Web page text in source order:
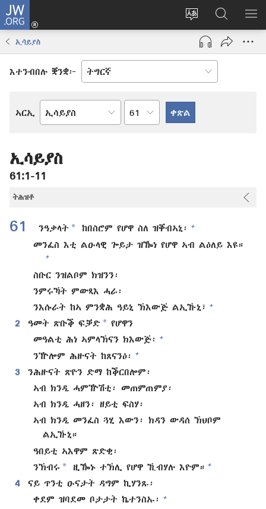
JW.ORG
ቋንቋ
ወብ
ሳይት
እቶ
(opens
window)
ኣብ
JW.ORG
ድለ
ኢሳይያስ
እተንብበሉ ቛንቋ፦
ኣርኢ
መጻሕፍቲ
ቅዱስ
ምዕራፍ
ኢሳይያስ
61:1-11
ትሕዝቶ
61 ንዓቃላት * ከበስሮም የሆዋ ስለ ዝቐብኣኒ፡ +
መንፈስ እቲ ልዑላዊ ጐይታ ዝዀነ የሆዋ ኣብ ልዕለይ እዩ።
+
ስቡር ንዝልቦም ክዝንን፡
ንምሩኻት ምውጻእ ሓራ፡
ንእሱራት ከኣ ምንቋሕ ዓይኒ ኽእውጅ ልኢኹኒ፣
+
2 ዓመት ጽቡቕ ፍቓድ * የሆዋን
መዓልቲ ሕነ ኣምላኽናን ክእውጅ፡
+
ንዅሎም ሕዙናት ከጸናንዕ፡ +
3
ንሕዙናት ጽዮን ድማ ከቕርበሎም፡
ኣብ ክንዲ ሓምዅሽቲ፡ መጠምጠምያ፡
ኣብ ክንዲ ሓዘን፡ ዘይቲ ፍስሃ፡
ኣብ ክንዲ መንፈስ ጓሂ እውን፡ ክዳን ውዳሰ ኽህቦም
ልኢኹኒ።
ዓበይቲ ኣእዋም ጽድቂ፡
ንኽብሩ * ዚዀኑ ተኽሊ የሆዋ ኺብሃሉ እዮም። +
4
ናይ ጥንቲ ዑናታት ዳግም ኪሃንጹ፡
ቀደም ዝባደመ ቦታታት ኬተንስኡ፡
+